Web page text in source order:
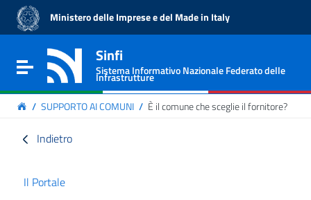
Vai ai contenuti
Vai al menu di navigazione
Vai al footer
Ministero delle Imprese e del Made in Italy
Sinfi
Sistema Informativo Nazionale Federato delle
Infrastrutture
/ SUPPORTO AI COMUNI / È il comune che sceglie il fornitore?
Indietro
Il Portale